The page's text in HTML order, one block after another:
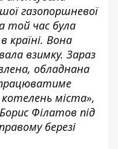
газопоршневої
той час була
країні. Вона
взимку. Зараз
обладнана
міста»,
Філатов під
березі